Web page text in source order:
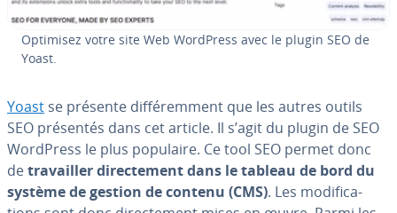
Optimisez votre site Web WordPress avec le plugin SEO de
Yoast.
Yoast se présente dif­fé­rem­ment que les autres outils
SEO présentés dans cet article. Il s’agit du plugin de SEO
WordPress le plus populaire. Ce tool SEO permet donc
detra­vail­ler di­rec­te­ment dans le tableau de bord du
système de gestion de contenu (CMS). Les mo­di­fi­ca­